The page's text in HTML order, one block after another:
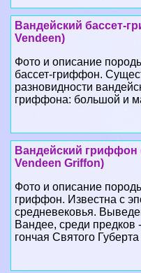
Вандейский бассет-
Vendeen)
Фото и описание
бассет-гриффон.
разновидности
гриффона: большой и
Вандейский гриффон
Vendeen Griffon)
Фото и описание
гриффон. Известна с
средневековья.
Вандее, среди предков
гончая Святого